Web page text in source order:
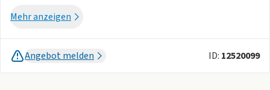
Fahrzeugschlüssel, Konfiguration in der Kia Connect App)
16-Zoll-Leichtmetallfelgen
Antrieb/Fahrwerk
Mehr anzeigen
Angebot melden ID: 12520099